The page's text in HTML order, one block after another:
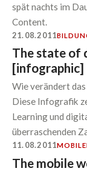
spät nachts im
Content.
21.08.2011
The state of
[infographic]
Wie verändert
Diese Infografik
Learning und
überraschenden
11.08.2011MOBILE
The mobile